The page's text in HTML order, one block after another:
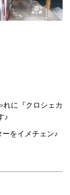
れに『クロシェカ
♪
をイメチェン♪